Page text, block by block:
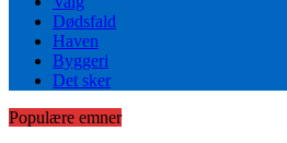
Dødsfald
Haven
Byggeri
Det sker
Populære emner